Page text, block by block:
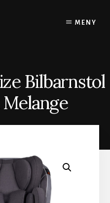
MENY
Bilbarnstol